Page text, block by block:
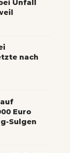
Unfall
nach
Euro
Sulgen